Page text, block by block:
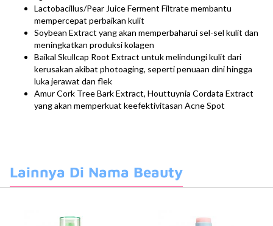
Lactobacillus/Pear Juice Ferment Filtrate membantu
mempercepat perbaikan kulit
Soybean Extract yang akan memperbaharui sel-sel kulit dan
meningkatkan produksi kolagen
Baikal Skullcap Root Extract untuk melindungi kulit dari
kerusakan akibat photoaging, seperti penuaan dini hingga
luka jerawat dan flek
Amur Cork Tree Bark Extract, Houttuynia Cordata Extract
yang akan memperkuat keefektivitasan Acne Spot
Lainnya Di Nama Beauty